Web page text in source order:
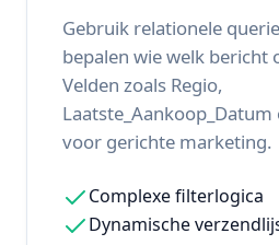
Gebruik relationele
bepalen wie welk bericht
Velden zoals Regio,
Laatste_Aankoop_Datum
voor gerichte marketing.
Complexe filterlogica
Dynamische